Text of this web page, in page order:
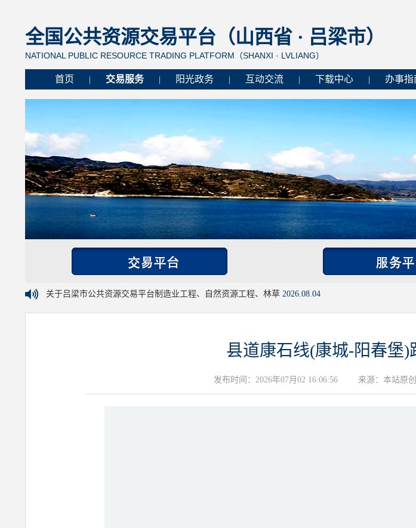
全国公共资源交易平台（山西省 · 吕梁市）
NATIONAL PUBLIC RESOURCE TRADING PLATFORM（SHANXI · LVLIANG）
首页 交易服务 阳光政务 互动交流 下载中心 办事指
关于吕梁市公共资源交易平台制造业工程、自然资源工程、林草 2026.08.04
县道康石线(康城-阳春堡)
发布时间：2026年07月02 16:06:56 来源：本站原创